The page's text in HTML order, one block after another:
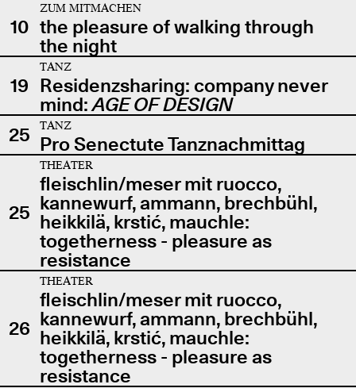
10
ZUM MITMACHEN
the pleasure of walking through
the night
19
TANZ
Residenzsharing: company never
mind:AGE OF DESIGN
25
TANZ
Pro Senectute Tanznachmittag
25
THEATER
fleischlin/meser mit ruocco,
kannewurf, ammann, brechbühl,
heikkilä, krstić, mauchle:
togetherness - pleasure as
resistance
26
THEATER
fleischlin/meser mit ruocco,
kannewurf, ammann, brechbühl,
heikkilä, krstić, mauchle:
togetherness - pleasure as
resistance